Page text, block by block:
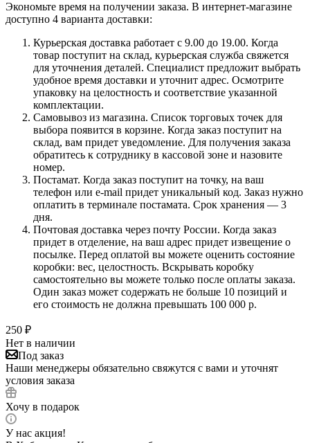
Экономьте время на получении заказа. В интернет-магазине
доступно 4 варианта доставки:
Курьерская доставка работает с 9.00 до 19.00. Когда
товар поступит на склад, курьерская служба свяжется
для уточнения деталей. Специалист предложит выбрать
удобное время доставки и уточнит адрес. Осмотрите
упаковку на целостность и соответствие указанной
комплектации.
Самовывоз из магазина. Список торговых точек для
выбора появится в корзине. Когда заказ поступит на
склад, вам придет уведомление. Для получения заказа
обратитесь к сотруднику в кассовой зоне и назовите
номер.
Постамат. Когда заказ поступит на точку, на ваш
телефон или e-mail придет уникальный код. Заказ нужно
оплатить в терминале постамата. Срок хранения — 3
дня.
Почтовая доставка через почту России. Когда заказ
придет в отделение, на ваш адрес придет извещение о
посылке. Перед оплатой вы можете оценить состояние
коробки: вес, целостность. Вскрывать коробку
самостоятельно вы можете только после оплаты заказа.
Один заказ может содержать не больше 10 позиций и
его стоимость не должна превышать 100 000 р.
250 ₽
Нет в наличии
Под заказ
Наши менеджеры обязательно свяжутся с вами и уточнят
условия заказа
Хочу в подарок
У нас акция!